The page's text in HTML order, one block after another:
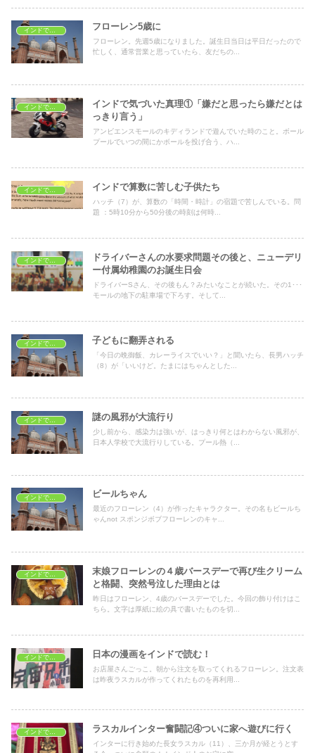
フローレン5歳に
フローレン。先週5歳になりました。誕生日当日は平日だったので
忙しく、通常営業と思っていたら、友だちの...
インドで子育て
インドで気づいた真理①「嫌だと思ったら嫌だとは
っきり言う」
アンビエンスモールのキディランドで遊んでいた時のこと。ボール
プールでいつの間にかボールを投げ合う、ハ...
インドで算数に苦しむ子供たち
ハッチ（7）が、算数の「時間・時計」の宿題で苦しんでいる。問
題 ：5時10分から50分後の時刻は何時...
ドライバーさんの水要求問題その後と、ニューデリ
ー付属幼稚園のお誕生日会
ドライバーSさん、その後もん？みたいなことが続いた。その1･･･
モールの地下の駐車場で下ろす。そして...
子どもに翻弄される
「今日の晩御飯、カレーライスでいい？」と聞いたら、長男ハッチ
（8）が「いいけど。たまにはちゃんとした...
インドで子育て 謎の風邪が大流行り
少し前から、感染力は強いが、はっきり何とはわからない風邪が、
日本人学校で大流行りしている。プール熱（...
ビールちゃん
最近のフローレン（4）が作ったキャラクター。その名もビールち
ゃんnot スポンジボブフローレンのキャ...
インドで子育て
末娘フローレンの４歳バースデーで再び生クリーム
と格闘、突然号泣した理由とは
昨日はフローレン、4歳のバースデーでした。今回の飾り付けはこ
ちら。文字は厚紙に絵の具で書いたものを切...
インドで子育て 日本の漫画をインドで読む！
お店屋さんごっこ。朝から注文を取ってくれるフローレン。注文表
は昨夜ラスカルが作ってくれたものを再利用...
ラスカルインター奮闘記④ついに家へ遊びに行く
インターに行き始めた長女ラスカル（11）、三か月が経とうとす